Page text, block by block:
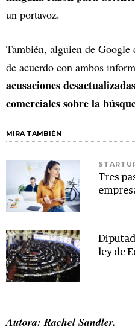
un portavoz.
También, alguien de Google
de acuerdo con ambos
acusaciones
comerciales sobre la
MIRA TAMBIÉN
Tres
ley de
Autora: Rachel Sandler.